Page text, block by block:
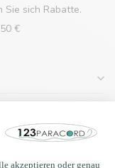
Sie sich Rabatte.
€